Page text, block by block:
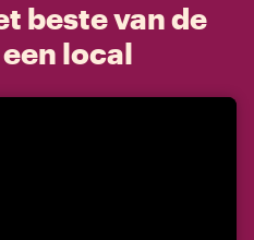
beste van de
local